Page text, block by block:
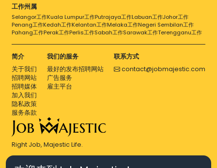
工作州属
Selangor工作Kuala Lumpur工作Putrajaya工作Labuan工作Johor工作
Penang工作Kedah工作Kelantan工作Melaka工作Negeri Sembilan工作
Pahang工作Perak工作Perlis工作Sabah工作Sarawak工作Terengganu工作
简介
关于我们
招聘网站
招聘媒体
加入我们
隐私政策
服务条款
我们的服务
最好的发布招聘网站
广告服务
雇主平台
联系方式
contact@jobmajestic.com
Right Job, Majestic Life.